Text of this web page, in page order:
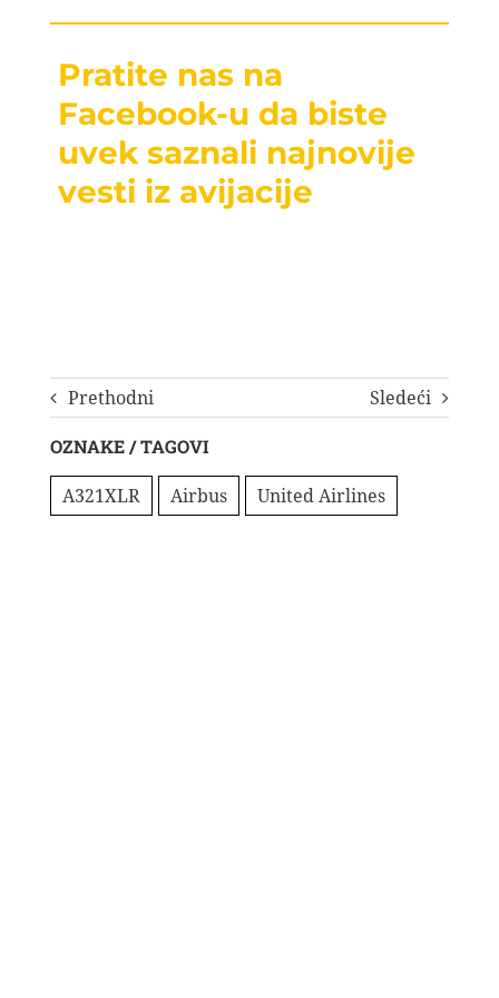
Pratite nas na
Facebook-u da biste
uvek saznali najnovije
vesti iz avijacije
Prethodni Sledeći
OZNAKE / TAGOVI
A321XLR Airbus United Airlines